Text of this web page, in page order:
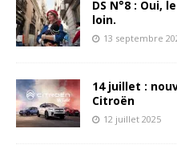
DS N°8 : Oui,
loin.
13 septembre
14 juillet :
Citroën
12 juillet 2025